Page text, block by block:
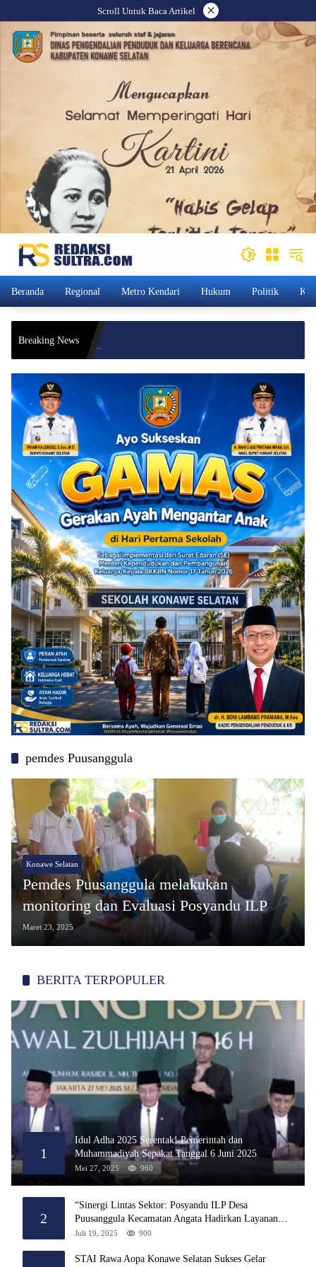
ke
konten
Scroll Untuk Baca Artikel ×
Beranda Regional Metro Kendari Hukum Politik
Breaking News
pemdes Puusanggula
Konawe Selatan
Pemdes Puusanggula melakukan
monitoring dan Evaluasi Posyandu ILP
Maret 23, 2025
BERITA TERPOPULER
1
Idul Adha 2025 Serentak! Pemerintah dan
Muhammadiyah Sepakat Tanggal 6 Juni 2025
Mei 27, 2025 960
2
“Sinergi Lintas Sektor: Posyandu ILP Desa
Puusanggula Kecamatan Angata Hadirkan Layanan
Kesehatan Menyeluruh”
Juli 19, 2025 900
STAI Rawa Aopa Konawe Selatan Sukses Gelar